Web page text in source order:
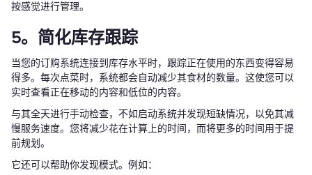
按感觉进行管理。
5。简化库存跟踪
当您的订购系统连接到库存水平时，跟踪正在使用的东西变得容易
得多。每次点菜时，系统都会自动减少其食材的数量。这使您可以
实时查看正在移动的内容和低位的内容。
与其全天进行手动检查，不如启动系统并发现短缺情况，以免其减
慢服务速度。您将减少花在计算上的时间，而将更多的时间用于提
前规划。
它还可以帮助你发现模式。例如：